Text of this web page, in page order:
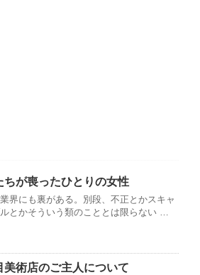
ちが喪ったひとりの女性
界にも裏がある。別段、不正とかスキャ
とかそういう類のこととは限らない …
美術店のご主人について